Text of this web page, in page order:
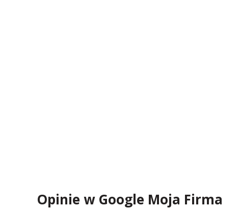
Opinie w Google Moja Firma